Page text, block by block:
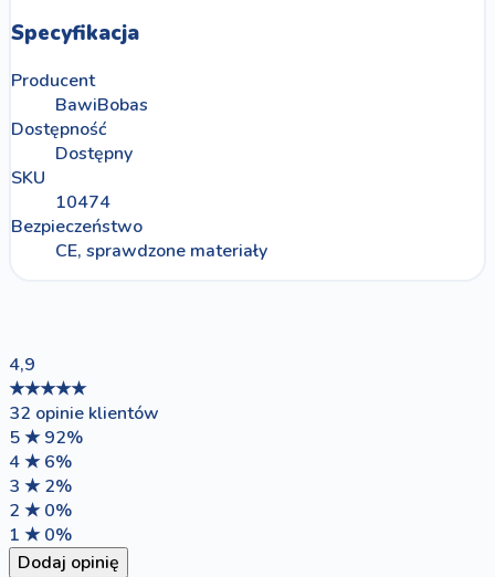
Specyfikacja
Producent
BawiBobas
Dostępność
Dostępny
SKU
10474
Bezpieczeństwo
CE, sprawdzone materiały
4,9
★★★★★
32 opinie klientów
5 ★ 92%
4 ★ 6%
3 ★ 2%
2 ★ 0%
1 ★ 0%
Dodaj opinię